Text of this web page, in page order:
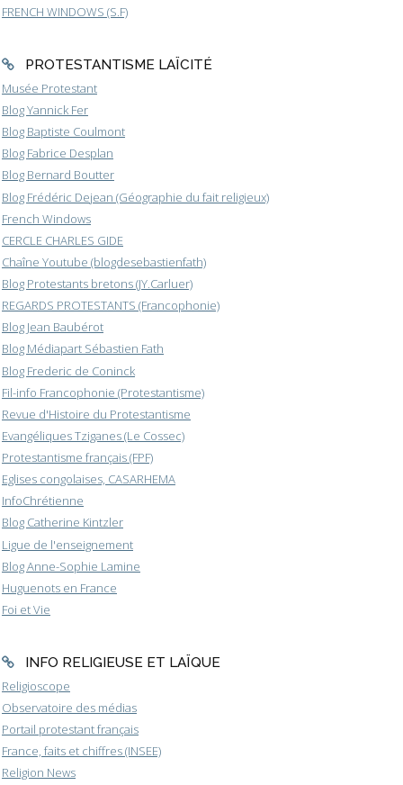
FRENCH WINDOWS (S.F)
PROTESTANTISME LAÏCITÉ
Musée Protestant
Blog Yannick Fer
Blog Baptiste Coulmont
Blog Fabrice Desplan
Blog Bernard Boutter
Blog Frédéric Dejean (Géographie du fait religieux)
French Windows
CERCLE CHARLES GIDE
Chaîne Youtube (blogdesebastienfath)
Blog Protestants bretons (JY.Carluer)
REGARDS PROTESTANTS (Francophonie)
Blog Jean Baubérot
Blog Médiapart Sébastien Fath
Blog Frederic de Coninck
Fil-info Francophonie (Protestantisme)
Revue d'Histoire du Protestantisme
Evangéliques Tziganes (Le Cossec)
Protestantisme français (FPF)
Eglises congolaises, CASARHEMA
InfoChrétienne
Blog Catherine Kintzler
Ligue de l'enseignement
Blog Anne-Sophie Lamine
Huguenots en France
Foi et Vie
INFO RELIGIEUSE ET LAÏQUE
Religioscope
Observatoire des médias
Portail protestant français
France, faits et chiffres (INSEE)
Religion News